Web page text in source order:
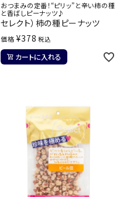
おつまみの定番！“ピリッ”と辛い柿の種
と香ばしピーナッツ♪
セレクト）柿の種ピーナッツ
価格 ¥378 税込
カートに入れる